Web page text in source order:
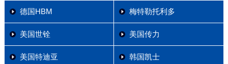
德国HBM 梅特勒托利多
美国世铨 美国传力
美国特迪亚 韩国凯士